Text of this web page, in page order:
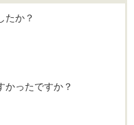
たか？
かったですか？